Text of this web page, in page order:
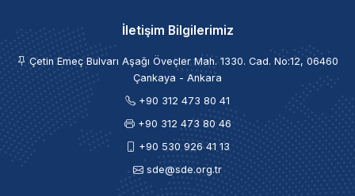
İletişim Bilgilerimiz
Çetin Emeç Bulvarı Aşağı Öveçler Mah. 1330. Cad. No:12, 06460
Çankaya - Ankara
+90 312 473 80 41
+90 312 473 80 46
+90 530 926 41 13
sde@sde.org.tr